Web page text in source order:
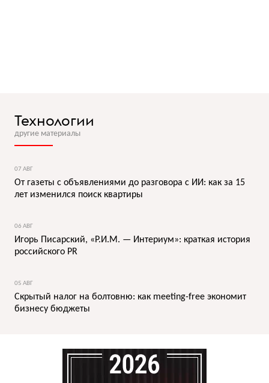
Технологии
другие материалы
07 АВГ
От газеты с объявлениями до разговора с ИИ: как за 15
лет изменился поиск квартиры
06 АВГ
Игорь Писарский, «Р.И.М. — Интериум»: краткая история
российского PR
05 АВГ
Скрытый налог на болтовню: как meeting-free экономит
бизнесу бюджеты